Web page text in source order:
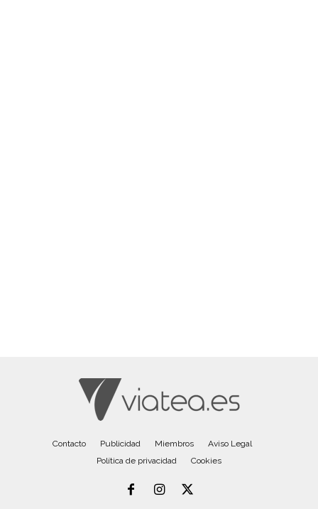
Contacto Publicidad Miembros
Aviso Legal
Política de privacidad
Cookies